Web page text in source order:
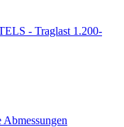
- Traglast 1.200-